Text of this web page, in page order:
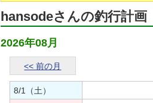
hansodeさんの釣行計画
2026年08月
<< 前の月
8/1（土）